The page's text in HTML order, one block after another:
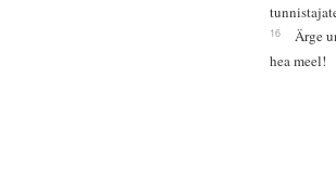
16
Ärge
hea meel!